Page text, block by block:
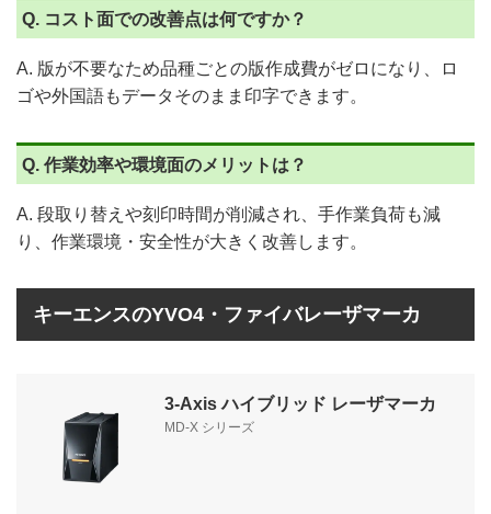
Q. コスト面での改善点は何ですか？
A. 版が不要なため品種ごとの版作成費がゼロになり、ロ
ゴや外国語もデータそのまま印字できます。
Q. 作業効率や環境面のメリットは？
A. 段取り替えや刻印時間が削減され、手作業負荷も減
り、作業環境・安全性が大きく改善します。
キーエンスのYVO4・ファイバレーザマーカ
3-Axis ハイブリッド レーザマーカ
MD-X シリーズ